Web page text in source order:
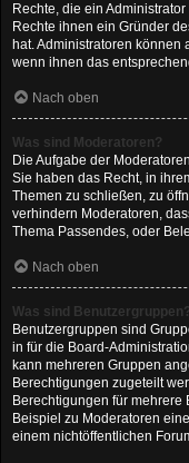
Rechte, die ein
Rechte ihnen ein Gründer
hat. Administratoren
wenn ihnen das
Nach oben
Was sind Moderatoren?
Die Aufgabe der
Sie haben das Recht, in
Themen zu schließen, zu
verhindern Moderatoren,
Thema Passendes, oder
Nach oben
Was sind Benutzergruppen?
Benutzergruppen sind
in für die Board-
kann mehreren Gruppen
Berechtigungen zugeteilt
Berechtigungen für
Beispiel zu Moderatoren
einem nichtöffentlichen